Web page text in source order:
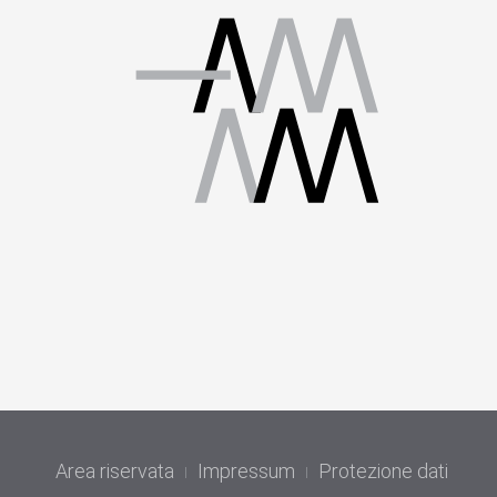
Area riservata Impressum Protezione dati